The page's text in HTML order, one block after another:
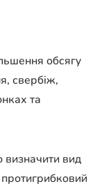
обсягу
свербіж,
та
визначити вид